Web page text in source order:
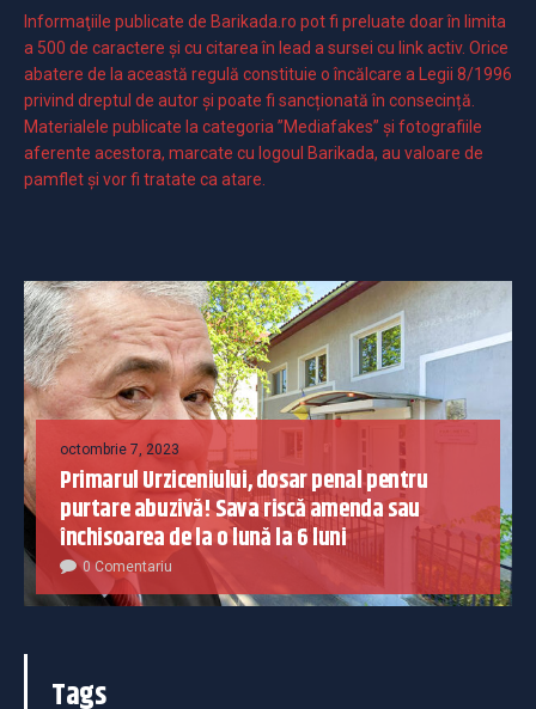
Informaţiile publicate de Barikada.ro pot fi preluate doar în limita
a 500 de caractere şi cu citarea în lead a sursei cu link activ. Orice
abatere de la această regulă constituie o încălcare a Legii 8/1996
privind dreptul de autor și poate fi sancționată în consecință.
Materialele publicate la categoria ”Mediafakes” și fotografiile
aferente acestora, marcate cu logoul Barikada, au valoare de
pamflet și vor fi tratate ca atare.
octombrie 7, 2023
Primarul Urziceniului, dosar penal pentru
purtare abuzivă! Sava riscă amenda sau
închisoarea de la o lună la 6 luni
0 Comentariu
Tags